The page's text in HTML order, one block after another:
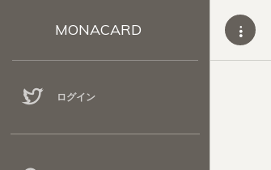
MONACARD
ログイン